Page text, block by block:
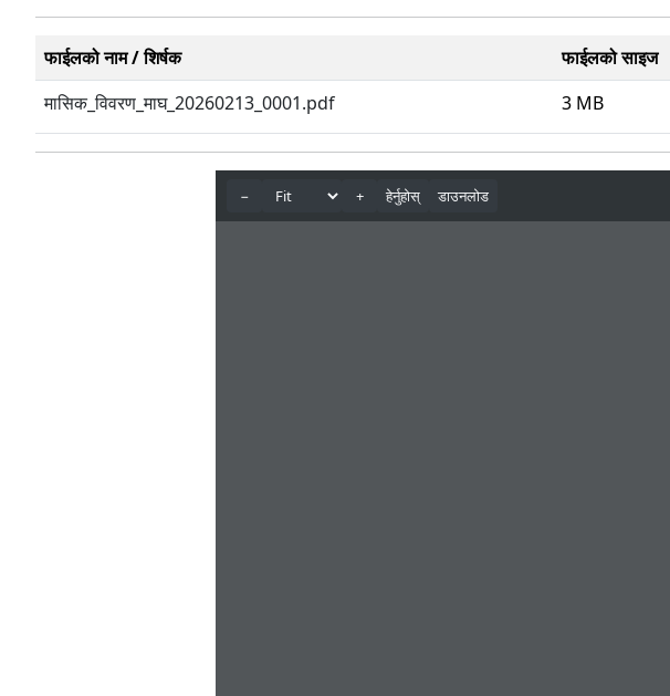
फाईलको नाम / शिर्षक फाईलको साइज
मासिक_विवरण_माघ_20260213_0001.pdf
3 MB